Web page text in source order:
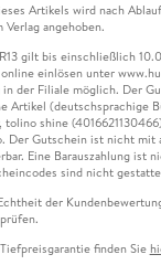
Artikels wird nach
angehoben.
gilt bis einschließlich
einlösen unter
in der Filiale möglich. Der
Artikel (deutschsprachige
tolino shine
Der Gutschein ist nicht mit
Eine Barauszahlung ist
sind nicht
der
finden Sie